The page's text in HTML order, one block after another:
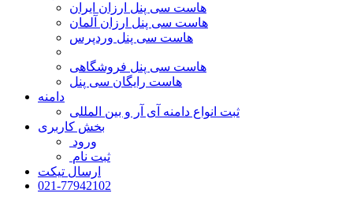
هاست سی پنل ارزان ایران
هاست سی پنل ارزان آلمان
هاست سی پنل وردپرس
هاست سی پنل فروشگاهی
هاست رایگان سی پنل
دامنه
ثبت انواع دامنه آی آر و بین المللی
بخش کاربری
ورود
ثبت نام
ارسال تیکت
021-77942102